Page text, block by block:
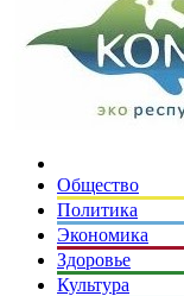
Общество
Политика
Экономика
Здоровье
Культура